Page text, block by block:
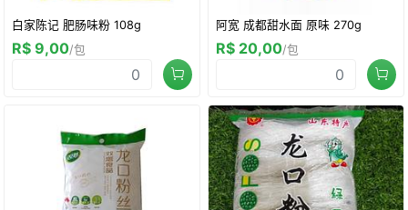
白家陈记 肥肠味粉 108g
R$ 9,00/包
阿宽 成都甜水面 原味 270g
R$ 20,00/包